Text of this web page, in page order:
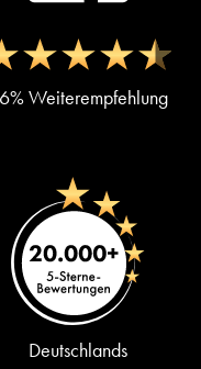
Weiterempfehlung
Deutschlands